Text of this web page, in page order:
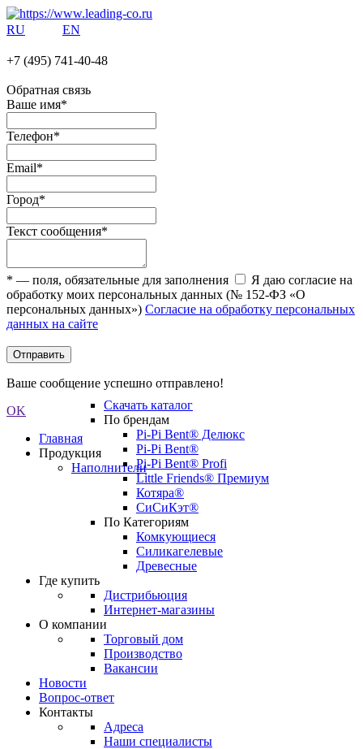
RU EN
+7 (495) 741-40-48
Обратная связь
Ваше имя*
Телефон*
Email*
Город*
Текст сообщения*
* — поля, обязательные для заполнения
Я даю согласие на
обработку моих персональных данных (№ 152-ФЗ «О
персональных данных») Согласие на обработку персональных
данных на сайте
Ваше сообщение успешно отправлено!
OK
Главная
Продукция
Наполнители
Скачать каталог
По брендам
Pi-Pi Bent® Делюкс
Pi-Pi Bent®
Pi-Pi Bent® Profi
Little Friends® Премиум
Котяра®
СиСиКэт®
По Категориям
Комкующиеся
Силикагелевые
Древесные
Где купить
Дистрибьюция
Интернет-магазины
О компании
Торговый дом
Производство
Вакансии
Новости
Вопрос-ответ
Контакты
Адреса
Наши специалисты